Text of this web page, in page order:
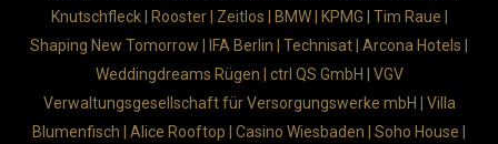
Knutschfleck | Rooster | Zeitlos | BMW | KPMG | Tim Raue |
Shaping New Tomorrow | IFA Berlin | Technisat | Arcona Hotels |
Weddingdreams Rügen | ctrl QS GmbH | VGV
Verwaltungsgesellschaft für Versorgungswerke mbH
Villa
Blumenfisch | Alice Rooftop | Casino Wiesbaden | Soho House |